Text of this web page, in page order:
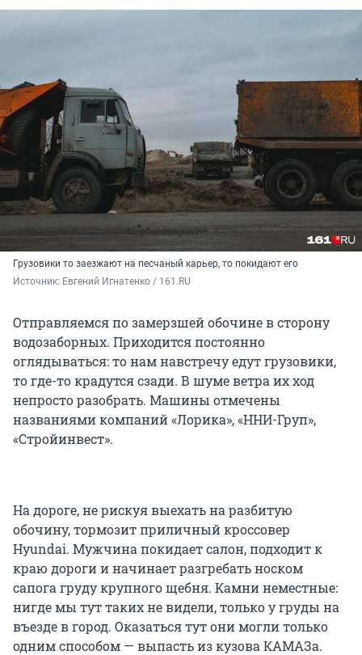
Грузовики то заезжают на песчаный карьер, то покидают его
Источник: Евгений Игнатенко / 161.RU
Отправляемся по замерзшей обочине в сторону
водозаборных. Приходится постоянно
оглядываться: то нам навстречу едут грузовики,
то где-то крадутся сзади. В шуме ветра их ход
непросто разобрать. Машины отмечены
названиями компаний «Лорика», «ННИ-Груп»,
«Стройинвест».
На дороге, не рискуя выехать на разбитую
обочину, тормозит приличный кроссовер
Hyundai. Мужчина покидает салон, подходит к
краю дороги и начинает разгребать носком
сапога груду крупного щебня. Камни неместные:
нигде мы тут таких не видели, только у груды на
въезде в город. Оказаться тут они могли только
одним способом — выпасть из кузова КАМАЗа.